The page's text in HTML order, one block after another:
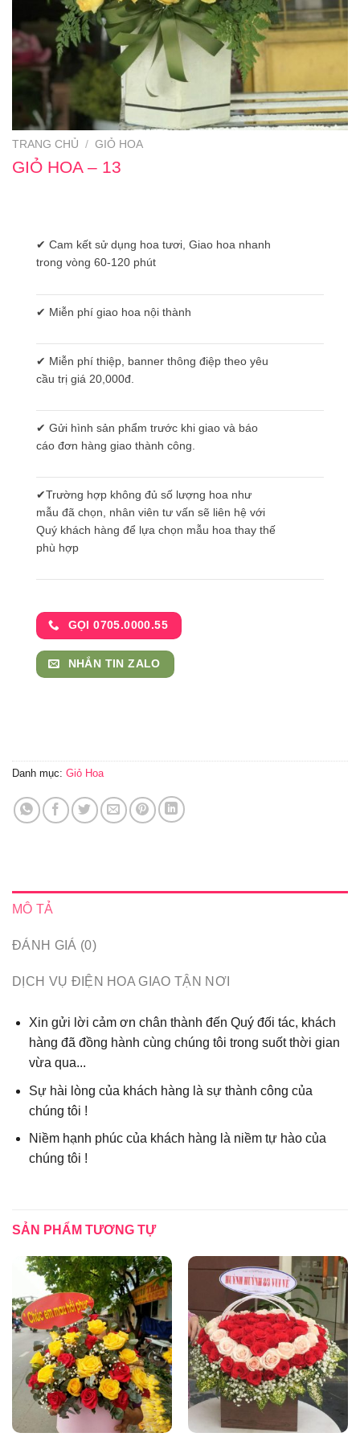
TRANG CHỦ / GIỎ HOA
GIỎ HOA – 13
✔ Cam kết sử dụng hoa tươi, Giao hoa nhanh
trong vòng 60-120 phút
✔ Miễn phí giao hoa nội thành
✔ Miễn phí thiệp, banner thông điệp theo yêu
cầu trị giá 20,000đ.
✔ Gửi hình sản phẩm trước khi giao và báo
cáo đơn hàng giao thành công.
✔Trường hợp không đủ số lượng hoa như
mẫu đã chọn, nhân viên tư vấn sẽ liên hệ với
Quý khách hàng để lựa chọn mẫu hoa thay thế
phù hợp
GỌI 0705.0000.55
NHẮN TIN ZALO
Danh mục: Giỏ Hoa
MÔ TẢ
ĐÁNH GIÁ (0)
DỊCH VỤ ĐIỆN HOA GIAO TẬN NƠI
Xin gửi lời cảm ơn chân thành đến Quý đối tác, khách
hàng đã đồng hành cùng chúng tôi trong suốt thời gian
vừa qua...
Sự hài lòng của khách hàng là sự thành công của
chúng tôi !
Niềm hạnh phúc của khách hàng là niềm tự hào của
chúng tôi !
SẢN PHẨM TƯƠNG TỰ